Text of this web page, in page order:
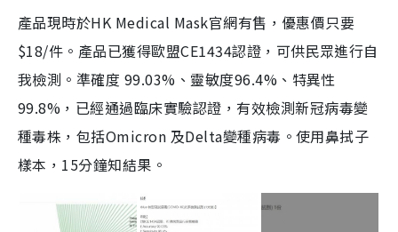
產品現時於HK Medical Mask官網有售，優惠價只要
$18/件。產品已獲得歐盟CE1434認證，可供民眾進行自
我檢測。準確度 99.03%、靈敏度96.4%、特異性
99.8%，已經通過臨床實驗認證，有效檢測新冠病毒變
種毒株，包括Omicron 及Delta變種病毒。使用鼻拭子
樣本，15分鐘知結果。